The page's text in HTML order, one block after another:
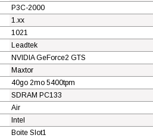
P3C-2000
1.xx
1021
Leadtek
NVIDIA GeForce2 GTS
Maxtor
40go 2mo 5400tpm
SDRAM PC133
Air
Intel
Boite Slot1